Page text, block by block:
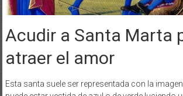
Acudir a Santa Marta
atraer el amor
Esta santa suele ser representada con la